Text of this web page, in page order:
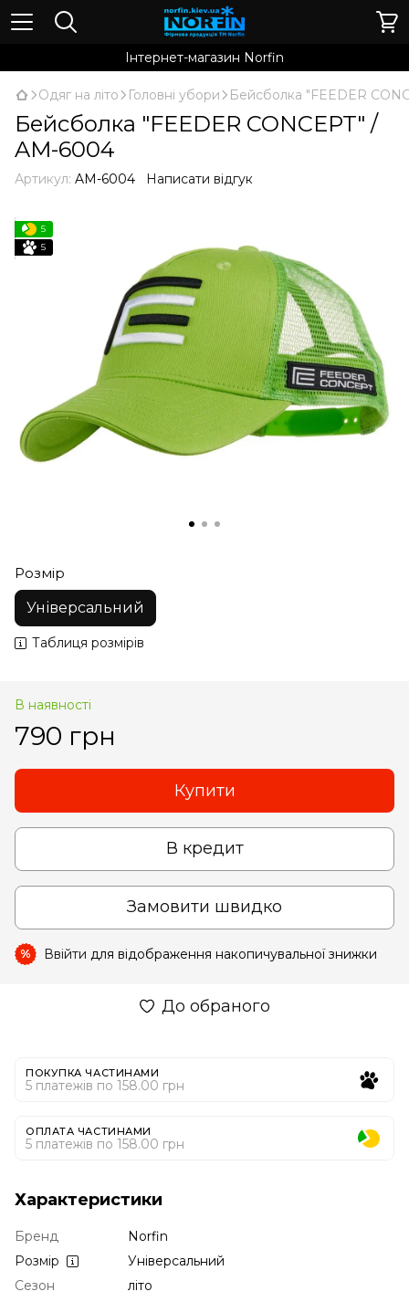
Інтернет-магазин Norfin
Одяг на літо Головні убори Бейсболка "FEEDER
Бейсболка "FEEDER CONCEPT" /
AM-6004
Артикул: AM-6004 Написати відгук
5
5
Розмір
Універсальний
Таблиця розмірів
В наявності
790 грн
Купити
В кредит
Замовити швидко
% Ввійти для відображення накопичувальної знижки
До обраного
ПОКУПКА ЧАСТИНАМИ
5 платежів по 158.00 грн
ОПЛАТА ЧАСТИНАМИ
5 платежів по 158.00 грн
Характеристики
Бренд
Norfin
Розмір
Універсальний
Сезон
літо